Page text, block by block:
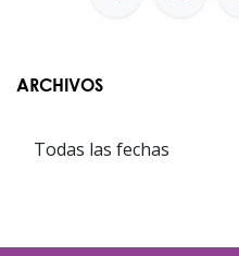
ARCHIVOS